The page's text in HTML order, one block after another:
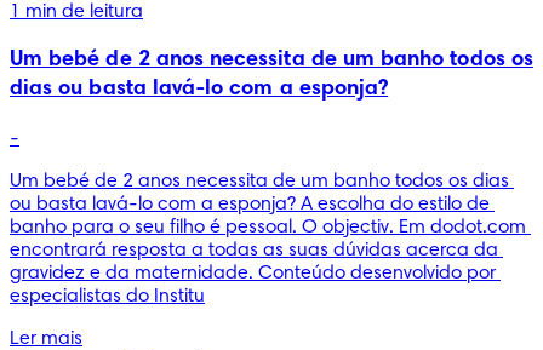
1 min de leitura
Um bebé de 2 anos necessita de um banho todos os
dias ou basta lavá-lo com a esponja?
-
Um bebé de 2 anos necessita de um banho todos os dias
ou basta lavá-lo com a esponja? A escolha do estilo de
banho para o seu filho é pessoal. O objectiv. Em dodot.com
encontrará resposta a todas as suas dúvidas acerca da
gravidez e da maternidade. Conteúdo desenvolvido por
especialistas do Institu
Ler mais